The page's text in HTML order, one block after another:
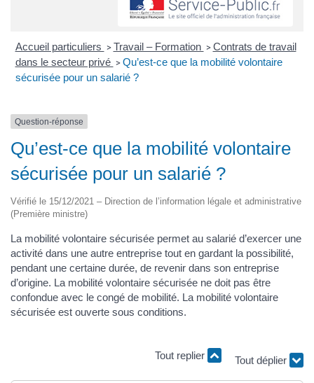
Accueil particuliers > Travail – Formation > Contrats de travail
dans le secteur privé > Qu’est-ce que la mobilité volontaire
sécurisée pour un salarié ?
Question-réponse
Qu’est-ce que la mobilité volontaire
sécurisée pour un salarié ?
Vérifié le 15/12/2021 – Direction de l’information légale et administrative
(Première ministre)
La mobilité volontaire sécurisée permet au salarié d’exercer une
activité dans une autre entreprise tout en gardant la possibilité,
pendant une certaine durée, de revenir dans son entreprise
d’origine. La mobilité volontaire sécurisée ne doit pas être
confondue avec le congé de mobilité. La mobilité volontaire
sécurisée est ouverte sous conditions.
Tout replier
Tout déplier